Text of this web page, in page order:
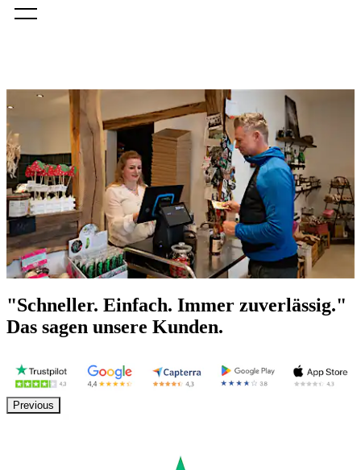
"Schneller. Einfach. Immer zuverlässig."
Das sagen unsere Kunden.
Previous